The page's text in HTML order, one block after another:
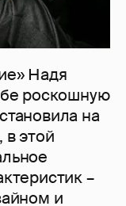
Надя
роскошную
на
этой
–
и